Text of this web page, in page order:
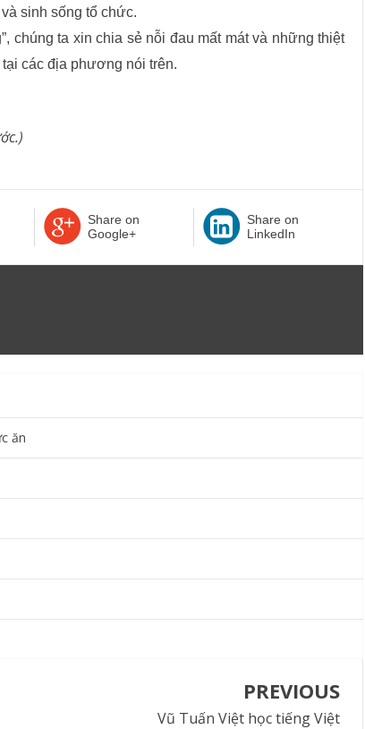
sinh sống tổ chức.
chúng ta xin chia sẻ nỗi đau mất mát và những thiệt
các địa phương nói trên.
Share on
Google+
Share on
LinkedIn
ăn
PREVIOUS
Vũ Tuấn Việt học tiếng Việt